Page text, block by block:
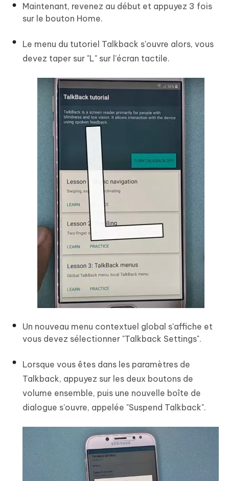
Maintenant, revenez au début et appuyez 3 fois
sur le bouton Home.
Le menu du tutoriel Talkback s'ouvre alors, vous
devez taper sur "L" sur l'écran tactile.
Un nouveau menu contextuel global s'affiche et
vous devez sélectionner "Talkback Settings".
Lorsque vous êtes dans les paramètres de
Talkback, appuyez sur les deux boutons de
volume ensemble, puis une nouvelle boîte de
dialogue s'ouvre, appelée "Suspend Talkback".